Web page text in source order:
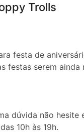
Trolls
festa de
festas serem ainda
dúvida não
10h às 19h.